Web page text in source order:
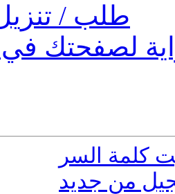
طلب /
لصفحتك في
من جديد